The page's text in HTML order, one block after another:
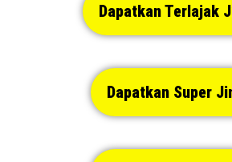
Dapatkan Terlajak
Dapatkan Super